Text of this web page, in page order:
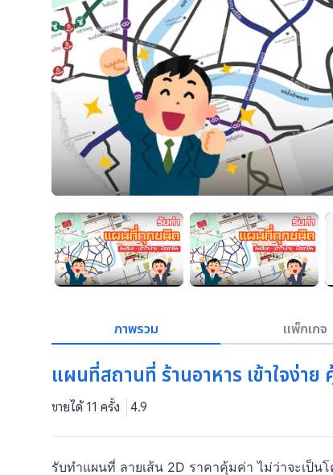
ภาพรวม แพ็กเกจ
แผนที่สถานที่ ร้านอาหาร เข้าใจง่าย
ขายได้ 11 ครั้ง 4.9
รับทำแผนที่ ลายเส้น 2D ราคาคุ้มค่า ไม่ว่าจะเป็